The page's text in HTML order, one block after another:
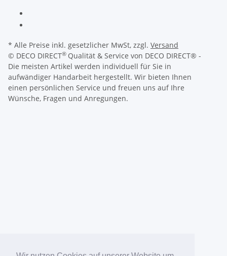
* Alle Preise inkl. gesetzlicher MwSt, zzgl. Versand
© DECO DIRECT® Qualität & Service von DECO DIRECT® -
Die meisten Artikel werden individuell für Sie in
aufwändiger Handarbeit hergestellt. Wir bieten Ihnen
einen persönlichen Service und freuen uns auf Ihre
Wünsche, Fragen und Anregungen.